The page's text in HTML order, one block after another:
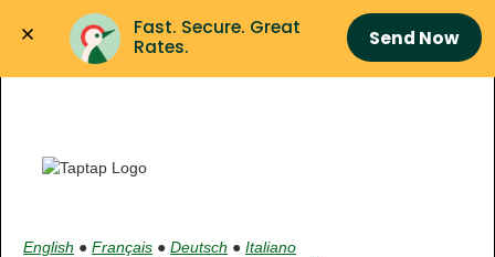
Fast. Secure. Great
Rates.
Send Now
English ● Français ● Deutsch ● Italiano